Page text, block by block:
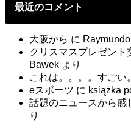
グ
最近のコメント
大阪から に
クリスマスプレゼント
Bawek より
これは。。。。すごい
eスポーツ に książka
話題のニュースから感
り